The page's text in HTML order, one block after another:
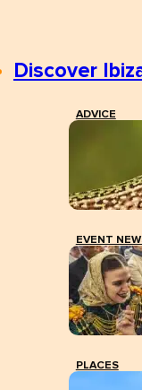
Discover
ADVICE
EVENT
PLACES